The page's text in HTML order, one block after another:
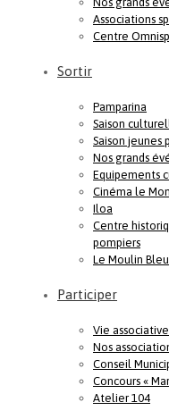
Associations
Centre
Sortir
Pamparina
Saison
Saison jeunes
Nos grands
Equipements
Cinéma le
Iloa
Centre
pompiers
Le Moulin Bleu
Participer
Vie associative
Nos
Conseil
Concours «
Atelier 104